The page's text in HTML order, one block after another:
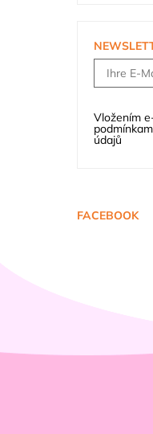
Vložením
údajů
FACEBOOK